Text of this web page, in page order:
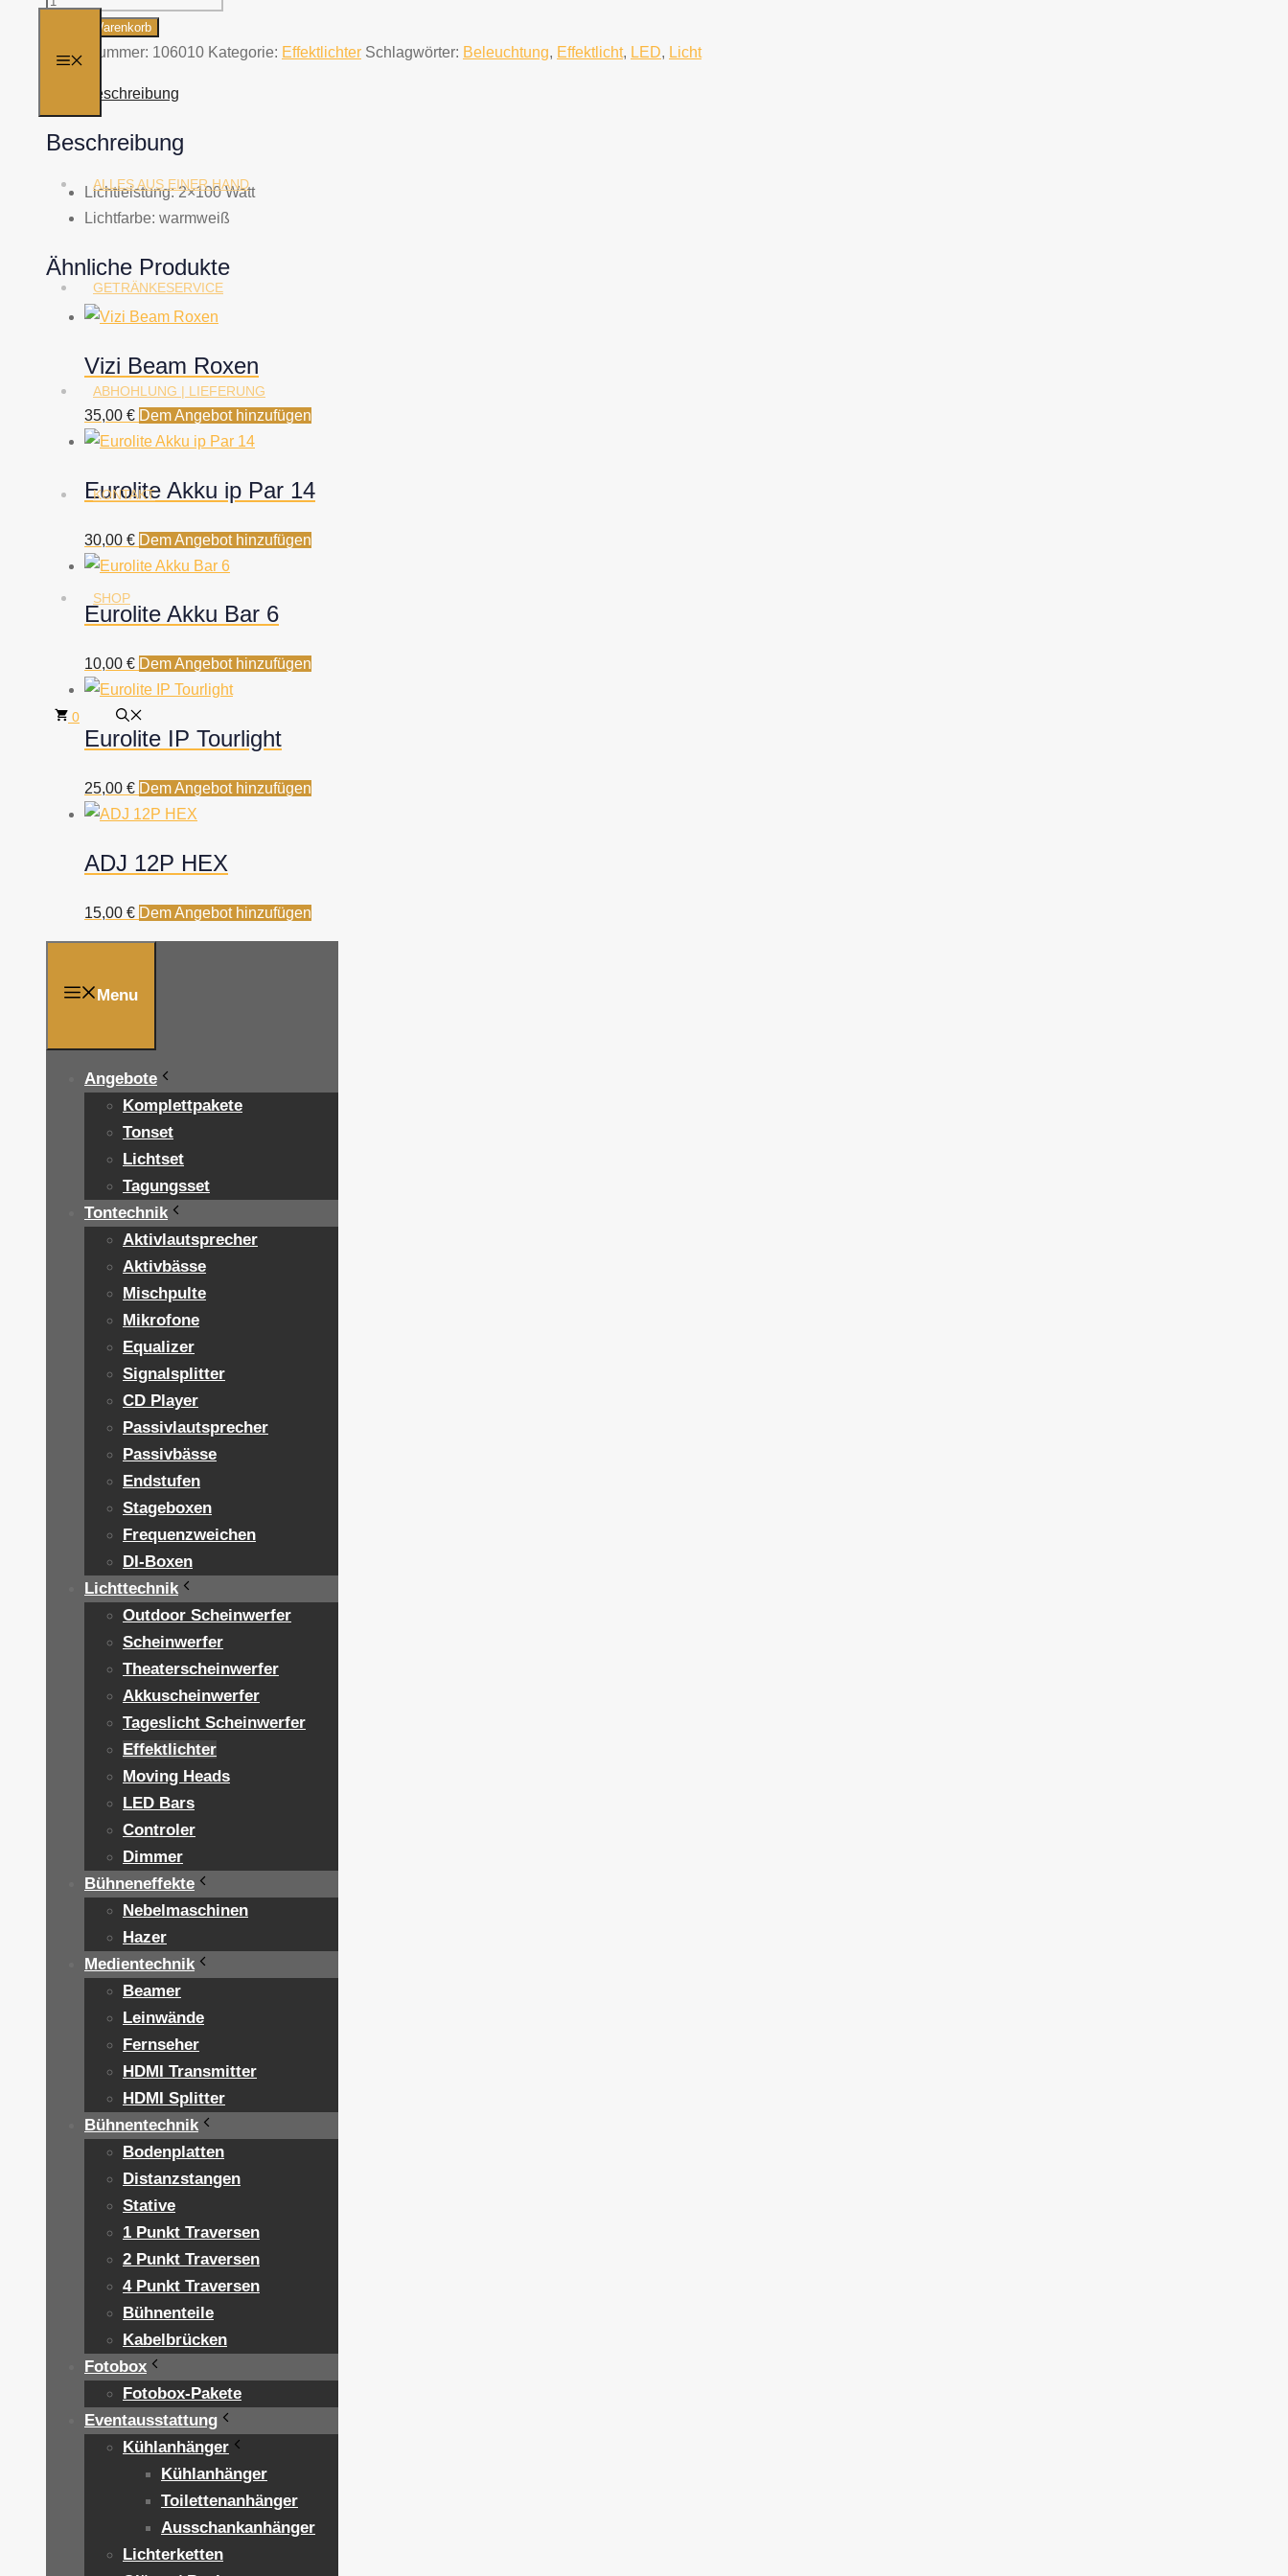
MENÜ
ALLES AUS EINER HAND
GETRÄNKESERVICE
ABHOHLUNG | LIEFERUNG
KONTAKT
SHOP
0
Audienve
Blinder
In den Warenkorb
Artikelnummer: 106010 Kategorie: Effektlichter Schlagwörter: Beleuchtung, Effektlicht, LED, Licht
Beschreibung
Beschreibung
Lichtleistung: 2×100 Watt
Lichtfarbe: warmweiß
Ähnliche Produkte
Vizi Beam Roxen
35,00 € Dem Angebot hinzufügen
Eurolite Akku ip Par 14
30,00 € Dem Angebot hinzufügen
Eurolite Akku Bar 6
10,00 € Dem Angebot hinzufügen
Eurolite IP Tourlight
25,00 € Dem Angebot hinzufügen
ADJ 12P HEX
15,00 € Dem Angebot hinzufügen
Menu
Angebote
Komplettpakete
Tonset
Lichtset
Tagungsset
Tontechnik
Aktivlautsprecher
Aktivbässe
Mischpulte
Mikrofone
Equalizer
Signalsplitter
CD Player
Passivlautsprecher
Passivbässe
Endstufen
Stageboxen
Frequenzweichen
DI-Boxen
Lichttechnik
Outdoor Scheinwerfer
Scheinwerfer
Theaterscheinwerfer
Akkuscheinwerfer
Tageslicht Scheinwerfer
Effektlichter
Moving Heads
LED Bars
Controler
Dimmer
Bühneneffekte
Nebelmaschinen
Hazer
Medientechnik
Beamer
Leinwände
Fernseher
HDMI Transmitter
HDMI Splitter
Bühnentechnik
Bodenplatten
Distanzstangen
Stative
1 Punkt Traversen
2 Punkt Traversen
4 Punkt Traversen
Bühnenteile
Kabelbrücken
Fotobox
Fotobox-Pakete
Eventausstattung
Kühlanhänger
Kühlanhänger
Toilettenanhänger
Ausschankanhänger
Lichterketten